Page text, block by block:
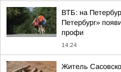
ВТБ: на
Петербург»
профи
14:24
Житель